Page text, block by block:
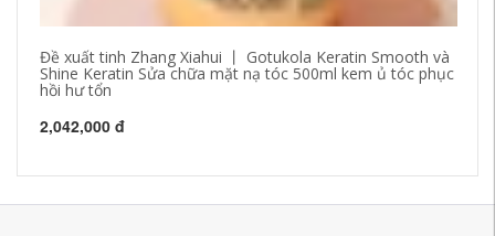
Đề xuất tinh Zhang Xiahui 丨 Gotukola Keratin Smooth và
Shine Keratin Sửa chữa mặt nạ tóc 500ml kem ủ tóc phục
hồi hư tổn
2,042,000 đ